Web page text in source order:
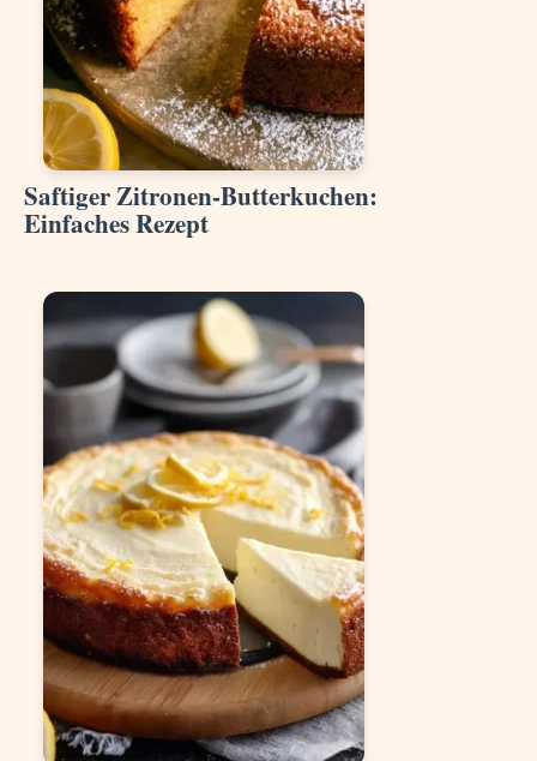
Saftiger Zitronen-Butterkuchen:
Einfaches Rezept